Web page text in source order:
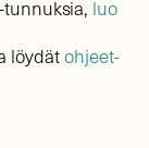
tunnuksia, luo
löydätohjeet-